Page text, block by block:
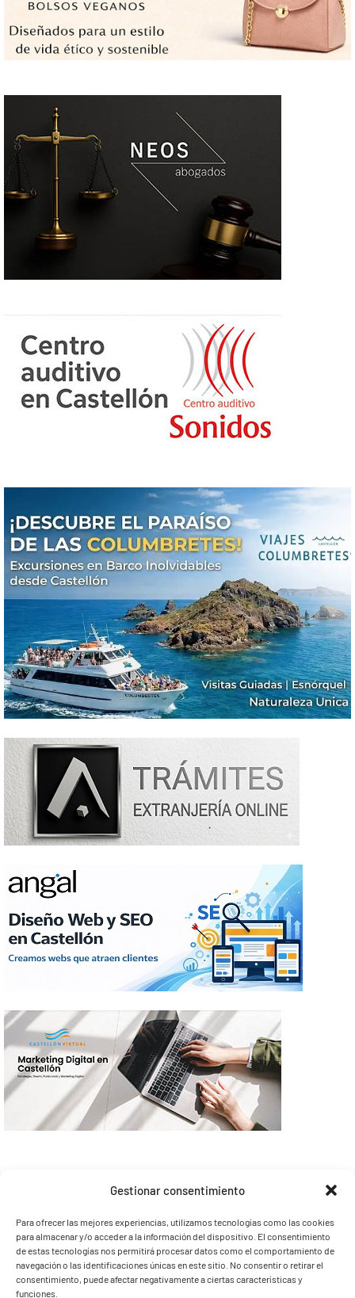
Gestionar consentimiento
Para ofrecer las mejores experiencias, utilizamos tecnologías como las cookies
para almacenar y/o acceder a la información del dispositivo. El consentimiento
de estas tecnologías nos permitirá procesar datos como el comportamiento de
navegación o las identificaciones únicas en este sitio. No consentir o retirar el
consentimiento, puede afectar negativamente a ciertas características y
funciones.